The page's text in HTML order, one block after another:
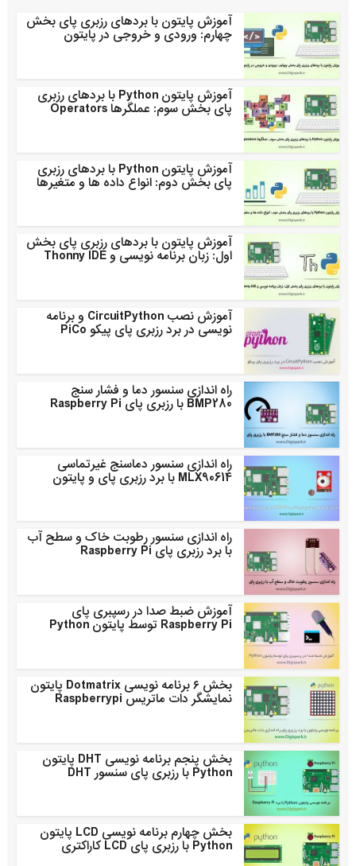
آموزش پایتون با بردهای رزبری پای بخش
چهارم: ورودی و خروجی در پایتون
آموزش پایتون Python با بردهای رزبری
پای بخش سوم: عملگرها Operators
آموزش پایتون Python با بردهای رزبری
پای بخش دوم: انواع داده ها و متغیرها
آموزش پایتون با بردهای رزبری پای بخش
اول: زبان برنامه نویسی و Thonny IDE
آموزش نصب CircuitPython و برنامه
نویسی در برد رزبری پای پیکو PiCo
راه اندازی سنسور دما و فشار سنج
BMP280 با رزبری پای Raspberry Pi
راه اندازی سنسور دماسنج غیرتماسی
MLX90614 با برد رزبری پای و پایتون
راه اندازی سنسور رطوبت خاک و سطح آب
با برد رزبری پای Raspberry Pi
آموزش ضبط صدا در رسپبری پای
Raspberry Pi توسط پایتون Python
بخش ۶ برنامه نویسی Dotmatrix پایتون
نمایشگر دات ماتریس Raspberrypi
بخش پنجم برنامه نویسی DHT پایتون
Python با رزبری پای سنسور DHT
بخش چهارم برنامه نویسی LCD پایتون
Python با رزبری پای LCD کاراکتری